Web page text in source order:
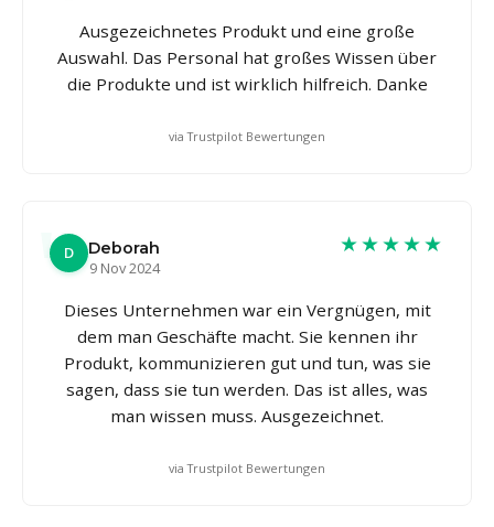
Ausgezeichnetes Produkt und eine große
Auswahl. Das Personal hat großes Wissen über
die Produkte und ist wirklich hilfreich. Danke
via Trustpilot Bewertungen
D
Deborah
9 Nov 2024
★★★★★
Dieses Unternehmen war ein Vergnügen, mit
dem man Geschäfte macht. Sie kennen ihr
Produkt, kommunizieren gut und tun, was sie
sagen, dass sie tun werden. Das ist alles, was
man wissen muss. Ausgezeichnet.
via Trustpilot Bewertungen